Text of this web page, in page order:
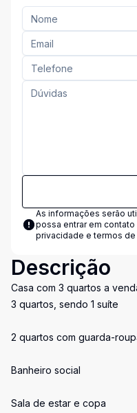
As informações serão
possa entrar em
privacidade e termos
Descrição
Casa com 3 quartos a
3 quartos, sendo 1 suíte
2 quartos com guarda-
Banheiro social
Sala de estar e copa